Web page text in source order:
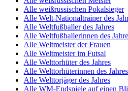
Alle weißrussischen Pokalsieger
Alle Welt-Nationaltrainer des
Alle Weltfußballer des Jahres
Alle Weltfußballerinnen des
Alle Weltmeister der Frauen
Alle Weltmeister im Futsal
Alle Welttorhüter des Jahres
Alle Welttorhüterinnen des Jahres
Alle Welttorjäger des Jahres
Alle WM-Endspiele auf einen